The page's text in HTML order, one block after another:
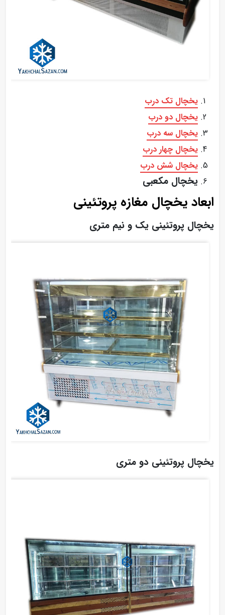
یخچال تک درب
یخچال دو درب
یخچال سه درب
یخچال چهار درب
یخچال شش درب
یخچال مکعبی
ابعاد یخچال مغازه پروتئینی
یخچال پروتئینی یک و نیم متری
یخچال پروتئینی دو متری